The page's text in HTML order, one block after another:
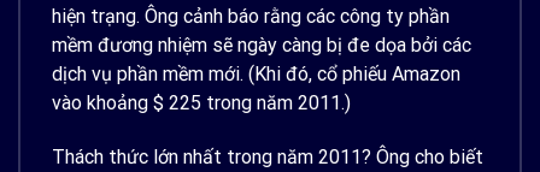
hiện trạng. Ông cảnh báo rằng các công ty phần
mềm đương nhiệm sẽ ngày càng bị đe dọa bởi các
dịch vụ phần mềm mới. (Khi đó, cổ phiếu Amazon
vào khoảng $ 225 trong năm 2011.)
Thách thức lớn nhất trong năm 2011? Ông cho biết